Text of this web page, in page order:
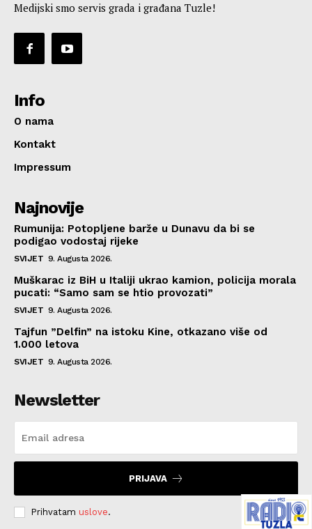
Medijski smo servis grada i građana Tuzle!
Info
O nama
Kontakt
Impressum
Najnovije
Rumunija: Potopljene barže u Dunavu da bi se
podigao vodostaj rijeke
SVIJET 9. Augusta 2026.
Muškarac iz BiH u Italiji ukrao kamion, policija morala
pucati: “Samo sam se htio provozati”
SVIJET 9. Augusta 2026.
Tajfun ”Delfin” na istoku Kine, otkazano više od
1.000 letova
SVIJET 9. Augusta 2026.
Newsletter
PRIJAVA
Prihvatam uslove.